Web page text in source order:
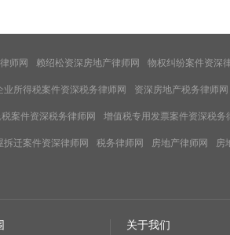
师网 赖绍松资深房地产律师网 物权纠纷案件资深
业所得税案件资深税务律师网 资深房地产税务律师网
案件资深税务律师网 增值税专用发票案件资深税务
拆迁案件资深律师网 税务律师网 房地产律师网 房
关于我们